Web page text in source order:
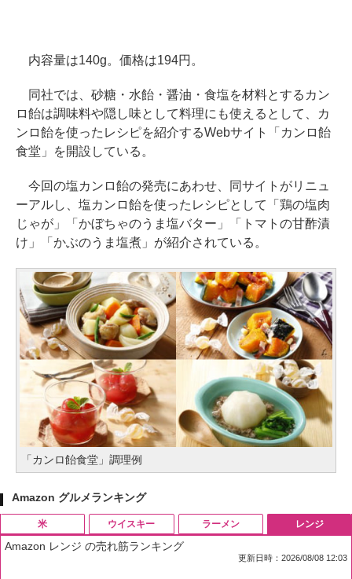
内容量は140g。価格は194円。
同社では、砂糖・水飴・醤油・食塩を材料とするカン
ロ飴は調味料や隠し味として料理にも使えるとして、カ
ンロ飴を使ったレシピを紹介するWebサイト「カンロ飴
食堂」を開設している。
今回の塩カンロ飴の発売にあわせ、同サイトがリニュ
ーアルし、塩カンロ飴を使ったレシピとして「鶏の塩肉
じゃが」「かぼちゃのうま塩バター」「トマトの甘酢漬
け」「かぶのうま塩煮」が紹介されている。
「カンロ飴食堂」調理例
Amazon グルメランキング
米 ウイスキー ラーメン レンジ
Amazon レンジ の売れ筋ランキング
更新日時：2026/08/08 12:03